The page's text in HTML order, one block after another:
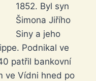
1852. Byl syn
Šimona Jiřího
Siny a jeho
Podnikal ve
patřil bankovní
ve Vídni hned po